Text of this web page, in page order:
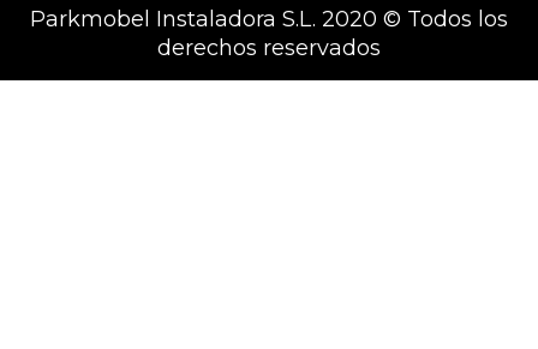
Parkmobel Instaladora S.L. 2020 © Todos los
derechos reservados